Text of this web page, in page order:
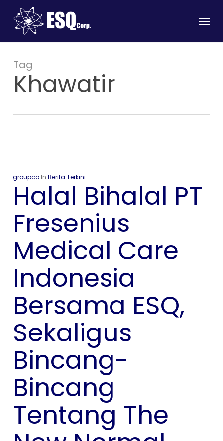
main
content
Menu
Tag
Khawatir
groupco In Berita Terkini
Halal Bihalal PT
Fresenius
Medical Care
Indonesia
Bersama ESQ,
Sekaligus
Bincang-
Bincang
Tentang The